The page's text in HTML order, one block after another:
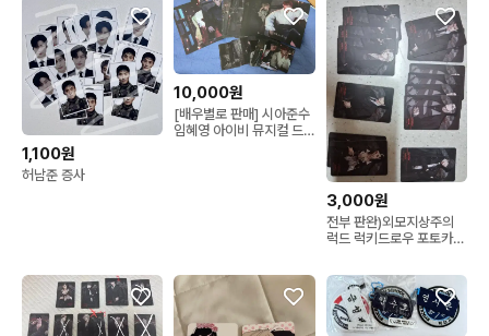
1,100원
허남준 증사
10,000원
[배우별로 판매] 시아준수
임혜영 아이비 뮤지컬 드
3,000원
전부 판완)외모지상주의
럭드 럭키드로우 포토카드